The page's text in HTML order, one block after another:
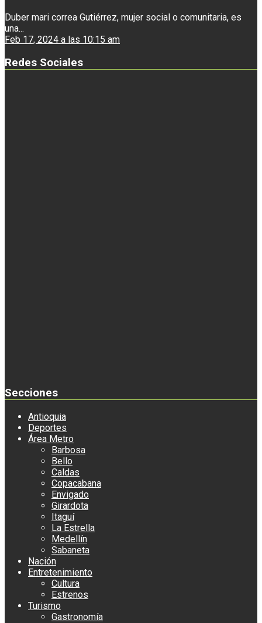
Duber mari correa Gutiérrez, mujer social o comunitaria, es
una...
Feb 17, 2024 a las 10:15 am
Redes Sociales
Secciones
Antioquia
Deportes
Área Metro
Barbosa
Bello
Caldas
Copacabana
Envigado
Girardota
Itaguí
La Estrella
Medellín
Sabaneta
Nación
Entretenimiento
Cultura
Estrenos
Turismo
Gastronomía